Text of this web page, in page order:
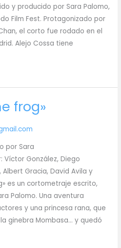
y producido por Sara Palomo,
Film Fest. Protagonizado por
el corto fue rodado en el
Alejo Cossa tiene
frog»
por Sara
Víctor González, Diego
Albert Gracia, David Avila y
es un cortometraje escrito,
Palomo. Una aventura
y una princesa rana, que
ginebra Mombasa… y quedó